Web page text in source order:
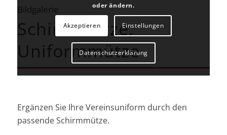
Bildgalerie
Schirmmütze,
Uniformmütze
Ergänzen Sie Ihre Vereinsuniform durch den
passende Schirmmütze.
oder ändern.
Akzeptieren Einstellungen
Datenschutzerklärung